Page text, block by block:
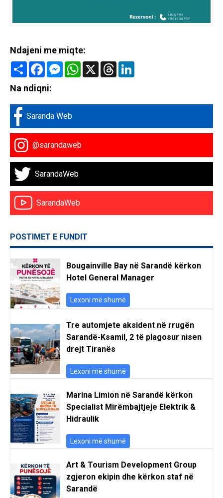
Ndajeni me miqte:
Share FacebookMessenger
WhatsApp
X Threads
Na ndiqni:
Saranda Web
@sarandaweb
SarandaWeb
SarandaWeb
POSTIMET E FUNDIT
Bougainville Bay në Sarandë kërkon
Hotel General Manager
Lexoni më shumë
Tre automjete aksident në rrugën
Sarandë-Ksamil, 2 të plagosur nisen
drejt Tiranës
Lexoni më shumë
Marina Limion në Sarandë kërkon
Specialist Mirëmbajtjeje Elektrik &
Hidraulik
Lexoni më shumë
Art & Tourism Development Group
zgjeron ekipin dhe kërkon staf në
Sarandë